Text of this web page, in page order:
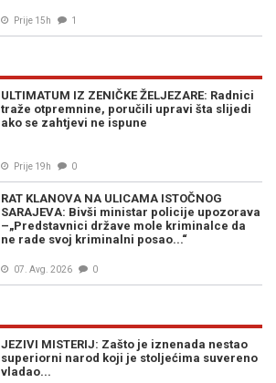
Prije 15h 1
ULTIMATUM IZ ZENIČKE ŽELJEZARE: Radnici
traže otpremnine, poručili upravi šta slijedi
ako se zahtjevi ne ispune
Prije 19h 0
RAT KLANOVA NA ULICAMA ISTOČNOG
SARAJEVA: Bivši ministar policije upozorava
–„Predstavnici države mole kriminalce da
ne rade svoj kriminalni posao...“
07. Avg. 2026 0
JEZIVI MISTERIJ: Zašto je iznenada nestao
superiorni narod koji je stoljećima suvereno
vladao...